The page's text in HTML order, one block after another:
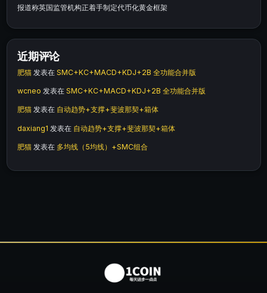
报道称英国监管机构正着手制定代币化黄金框架
近期评论
肥猫 发表在 SMC+KC+MACD+KDJ+2B 全功能合并版
wcneo 发表在 SMC+KC+MACD+KDJ+2B 全功能合并版
肥猫 发表在 自动趋势+支撑+斐波那契+箱体
daxiang1 发表在 自动趋势+支撑+斐波那契+箱体
肥猫 发表在 多均线（5均线）+SMC组合